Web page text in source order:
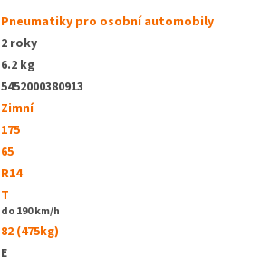
Pneumatiky pro osobní automobily
2 roky
6.2 kg
5452000380913
Zimní
175
65
R14
T
do 190 km/h
82 (475kg)
E